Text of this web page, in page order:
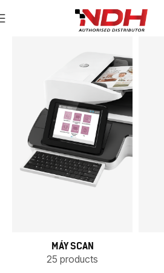
MÁY SCAN
25 products